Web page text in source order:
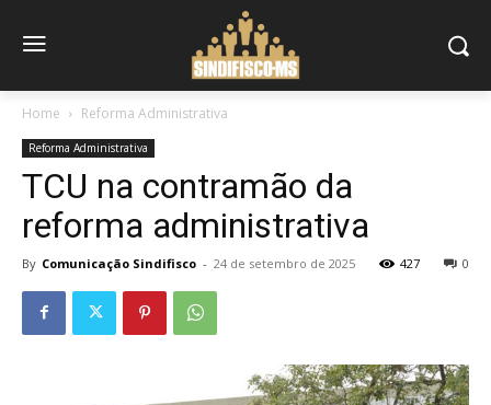
Home Reforma Administrativa
Reforma Administrativa
TCU na contramão da
reforma administrativa
By Comunicação Sindifisco - 24 de setembro de 2025 0
427